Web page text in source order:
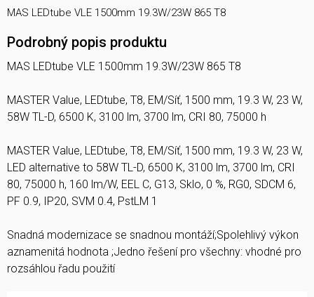
MAS LEDtube VLE 1500mm 19.3W/23W 865 T8
Podrobný popis produktu
MAS LEDtube VLE 1500mm 19.3W/23W 865 T8
MASTER Value, LEDtube, T8, EM/Síť, 1500 mm, 19.3 W, 23 W,
58W TL-D, 6500 K, 3100 lm, 3700 lm, CRI 80, 75000 h
MASTER Value, LEDtube, T8, EM/Síť, 1500 mm, 19.3 W, 23 W,
LED alternative to 58W TL-D, 6500 K, 3100 lm, 3700 lm, CRI
80, 75000 h, 160 lm/W, EEL C, G13, Sklo, 0 %, RG0, SDCM 6,
PF 0.9, IP20, SVM 0.4, PstLM 1
Snadná modernizace se snadnou montáží;Spolehlivý výkon
aznamenitá hodnota ;Jedno řešení pro všechny: vhodné pro
rozsáhlou řadu použití